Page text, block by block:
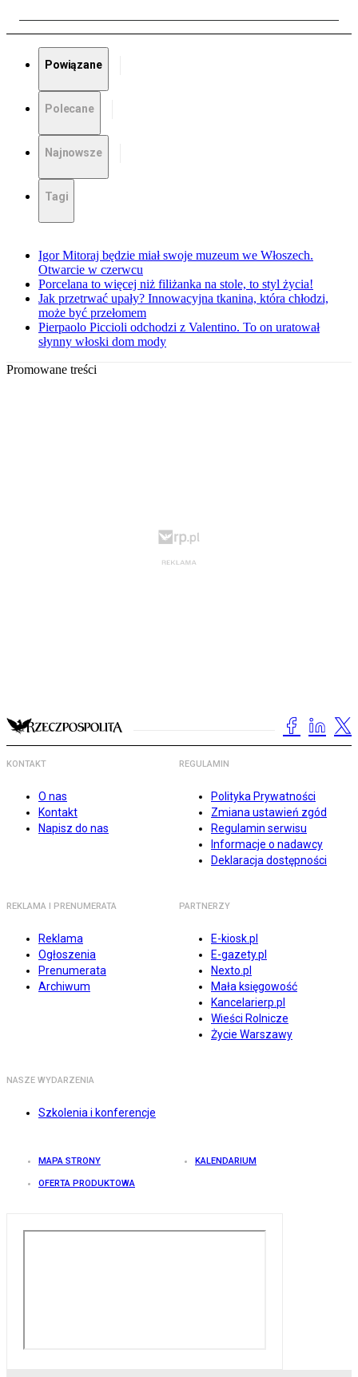
Powiązane
Polecane
Najnowsze
Tagi
Igor Mitoraj będzie miał swoje muzeum we Włoszech.
Otwarcie w czerwcu
Porcelana to więcej niż filiżanka na stole, to styl życia!
Jak przetrwać upały? Innowacyjna tkanina, która chłodzi,
może być przełomem
Pierpaolo Piccioli odchodzi z Valentino. To on uratował
słynny włoski dom mody
Promowane treści
KONTAKT
O nas
Kontakt
Napisz do nas
REGULAMIN
Polityka Prywatności
Zmiana ustawień zgód
Regulamin serwisu
Informacje o nadawcy
Deklaracja dostępności
REKLAMA I PRENUMERATA
Reklama
Ogłoszenia
Prenumerata
Archiwum
PARTNERZY
E-kiosk.pl
E-gazety.pl
Nexto.pl
Mała księgowość
Kancelarierp.pl
Wieści Rolnicze
Życie Warszawy
NASZE WYDARZENIA
Szkolenia i konferencje
MAPA STRONY KALENDARIUM
OFERTA PRODUKTOWA